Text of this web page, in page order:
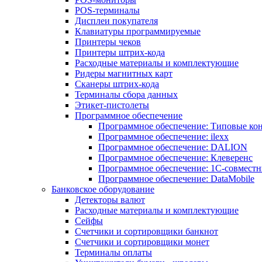
POS-терминалы
Дисплеи покупателя
Клавиатуры программируемые
Принтеры чеков
Принтеры штрих-кода
Расходные материалы и комплектующие
Ридеры магнитных карт
Сканеры штрих-кода
Терминалы сбора данных
Этикет-пистолеты
Программное обеспечение
Программное обеспечение: Типовые
Программное обеспечение: ilexx
Программное обеспечение: DALION
Программное обеспечение: Клеверенс
Программное обеспечение: 1С-
Программное обеспечение: DataMobile
Банковское оборудование
Детекторы валют
Расходные материалы и комплектующие
Сейфы
Счетчики и сортировщики банкнот
Счетчики и сортировщики монет
Терминалы оплаты